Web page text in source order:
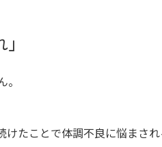
けたことで体調不良に悩まさ